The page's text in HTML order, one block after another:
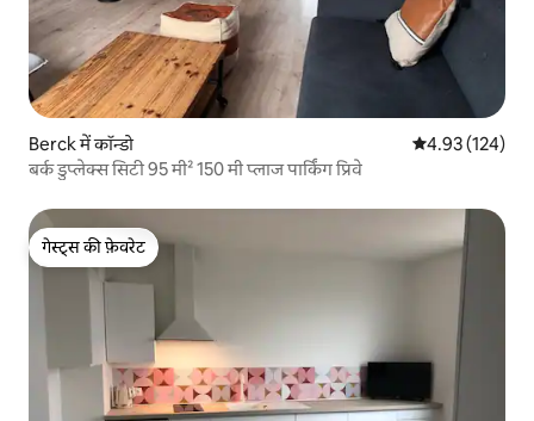
Berck में कॉन्डो औसत रेटिंग 5 में से
4.93 (124)
बर्क डुप्लेक्स सिटी 95 मी² 150 मी प्लाज पार्किंग प्रिवे
गेस्ट्स की फ़ेवरेट
गेस्ट्स की फ़ेवरेट